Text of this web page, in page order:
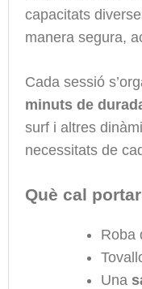
capacitats
manera segura,
Cada sessió
minuts de
surf i altres
necessitats de
Què cal
Roba
Una